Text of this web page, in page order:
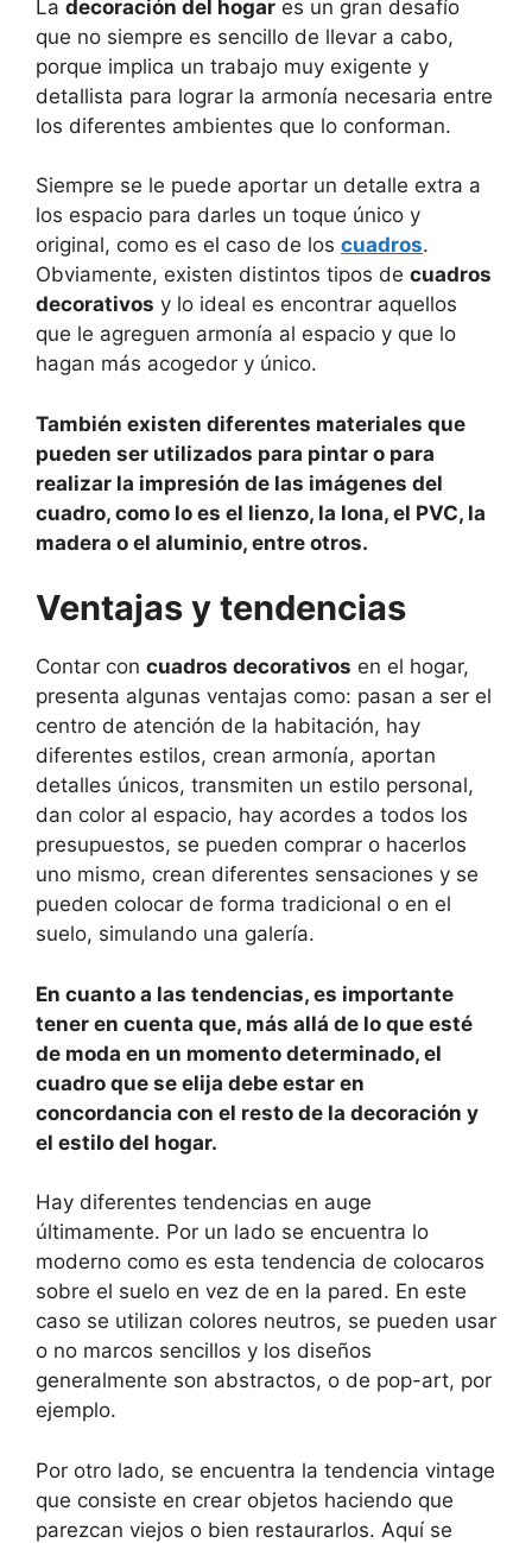
La decoración del hogar es un gran desafío
que no siempre es sencillo de llevar a cabo,
porque implica un trabajo muy exigente y
detallista para lograr la armonía necesaria entre
los diferentes ambientes que lo conforman.
Siempre se le puede aportar un detalle extra a
los espacio para darles un toque único y
original, como es el caso de los cuadros.
Obviamente, existen distintos tipos de cuadros
decorativos y lo ideal es encontrar aquellos
que le agreguen armonía al espacio y que lo
hagan más acogedor y único.
También existen diferentes materiales que
pueden ser utilizados para pintar o para
realizar la impresión de las imágenes del
cuadro, como lo es el lienzo, la lona, el PVC, la
madera o el aluminio, entre otros.
Ventajas y tendencias
Contar con cuadros decorativos en el hogar,
presenta algunas ventajas como: pasan a ser el
centro de atención de la habitación, hay
diferentes estilos, crean armonía, aportan
detalles únicos, transmiten un estilo personal,
dan color al espacio, hay acordes a todos los
presupuestos, se pueden comprar o hacerlos
uno mismo, crean diferentes sensaciones y se
pueden colocar de forma tradicional o en el
suelo, simulando una galería.
En cuanto a las tendencias, es importante
tener en cuenta que, más allá de lo que esté
de moda en un momento determinado, el
cuadro que se elija debe estar en
concordancia con el resto de la decoración y
el estilo del hogar.
Hay diferentes tendencias en auge
últimamente. Por un lado se encuentra lo
moderno como es esta tendencia de colocaros
sobre el suelo en vez de en la pared. En este
caso se utilizan colores neutros, se pueden usar
o no marcos sencillos y los diseños
generalmente son abstractos, o de pop-art, por
ejemplo.
Por otro lado, se encuentra la tendencia vintage
que consiste en crear objetos haciendo que
parezcan viejos o bien restaurarlos. Aquí se